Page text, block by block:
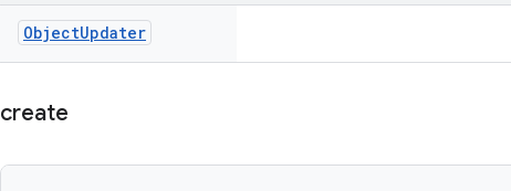
ObjectUpdater
create